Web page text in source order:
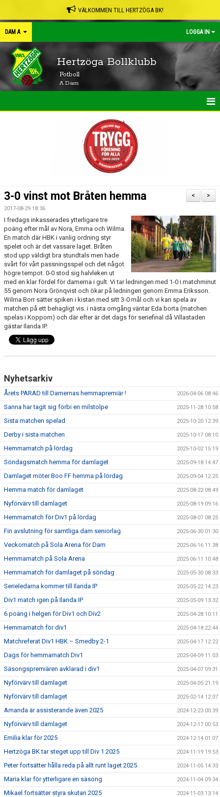
VÄLKOMMEN TILL HERTZÖGA BK!
DAM A LOGGA IN
Hertzöga Bollklubb
Fotboll
A Dam
TRUPPEN
BILDGALLERI
DOKUMENT
KONTAKT
HISTORIA
>
<
3-0 vinst mot Bråten hemma
2017-08-29 18:36
I fredags inkasserades ytterligare tre
poäng efter mål av Nora, Emma och Wilma.
En match där HBK i vanlig ordning styr
spelet och är det vassare laget. Bråten
stod upp väldigt bra stundtals men hade
svårt för vårt passningsspel och det något
högre tempot. 0-0 stod sig halvleken ut
med en klar fördel för damerna i gult. Vi tar ledningen med 1-0 i matchminut
55 genom Nora Grönqvist och ökar på ledningen genom Emma Eriksson.
Wilma Borr sätter spiken i kistan med sitt 3-0 mål och vi kan spela av
matchen på ett behagligt vis. i nästa omgång väntar Eda borta (matchen
spelas i Koppom) och där efter är det dags för seriefinal då Villastaden
gästar Ilanda IP.
Nyhetsarkiv
Årets PARAD till Damernas hemmapremiär ! 2026-04-06 08:46
Sanna har tagit sig förbi en milstolpe 2025-11-28 10:58
Sista matchen spelad 2025-10-20 12:39
Derby i sista matchen 2025-10-17 08:10
Hemmamatch på lördag 2025-10-02 15:19
Söndagsmatch hemma för damlaget 2025-09-18 14:47
Damlaget möter Boo FF hemma på lördag 2025-09-04 12:25
Hemma match för damlaget 2025-08-22 08:49
Nyförvärv till damlaget 2025-08-19 09:16
Hemmamatch för Div1 på lördag 2025-08-07 08:25
Fin avslutning för samtliga dam seniorlag 2025-06-30 01:30
Veckomatch på Sola Arena för Dam 2025-06-16 11:38
Hemmamatch på Sola Arena 2025-06-11 10:48
Hemmamatch för damlaget på söndag 2025-05-30 08:33
Serieledarna kommer till Ilanda IP 2025-05-22 14:23
Div1 match igen på Ilanda IP 2025-05-09 13:32
6 poäng i helgen för Div1 och Div2 2025-04-28 10:11
Hemmamatch för div1 2025-04-18 22:44
Matchreferat Div1 HBK – Smedby 2-1 2025-04-17 12:22
Dags för hemmamatch Div1 2025-04-09 11:03
Säsongspremiären avklarad i div1 2025-04-07 09:31
Nyförvärv till damlaget 2025-04-05 21:19
Nyförvärv till damlaget 2025-02-14 12:07
Amanda är assisterande även 2025 2024-12-23 00:39
Nyförvärv till damlaget 2024-12-17 00:53
Emilia klar för 2025 2024-12-14 01:07
Hertzöga BK tar steget upp till Div 1 2025 2024-11-19 19:53
Peter fortsätter hålla reda på allt runt laget 2025 2024-11-05 14:33
Maria klar för ytterligare en säsong 2024-11-04 09:34
Mikael fortsätter styra skutan 2025 2024-11-03 13:14